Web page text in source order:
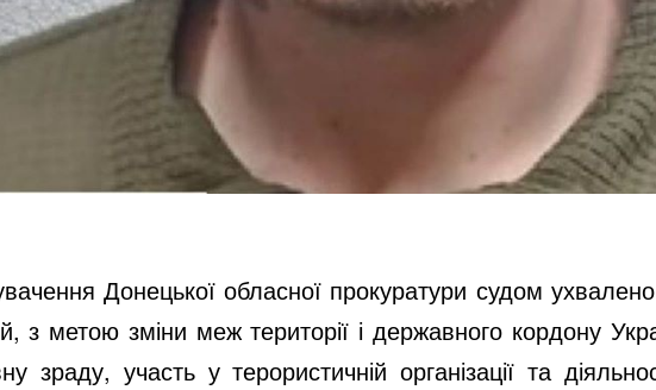
Донецької обласної прокуратури судом
з метою зміни меж території і державного кордону
зраду, участь у терористичній організації та